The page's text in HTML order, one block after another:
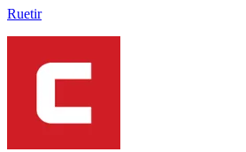
Ruetir